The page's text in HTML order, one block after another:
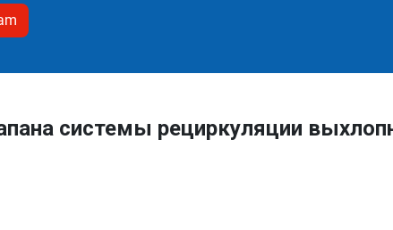
системы рециркуляции